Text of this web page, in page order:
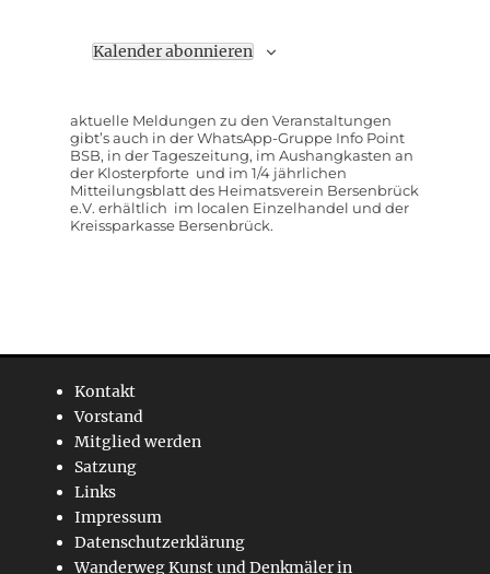
Kalender abonnieren
aktuelle Meldungen zu den Veranstaltungen
gibt’s auch in der WhatsApp-Gruppe Info Point
BSB, in der Tageszeitung, im Aushangkasten an
der Klosterpforte und im 1/4 jährlichen
Mitteilungsblatt des Heimatsverein Bersenbrück
e.V. erhältlich im localen Einzelhandel und der
Kreissparkasse Bersenbrück.
Kontakt
Vorstand
Mitglied werden
Satzung
Links
Impressum
Datenschutzerklärung
Wanderweg Kunst und Denkmäler in